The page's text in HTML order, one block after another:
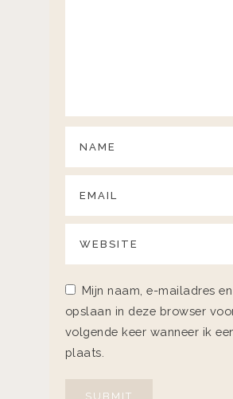
Mijn naam, e-mailadres
opslaan in deze browser
volgende keer wanneer ik
plaats.